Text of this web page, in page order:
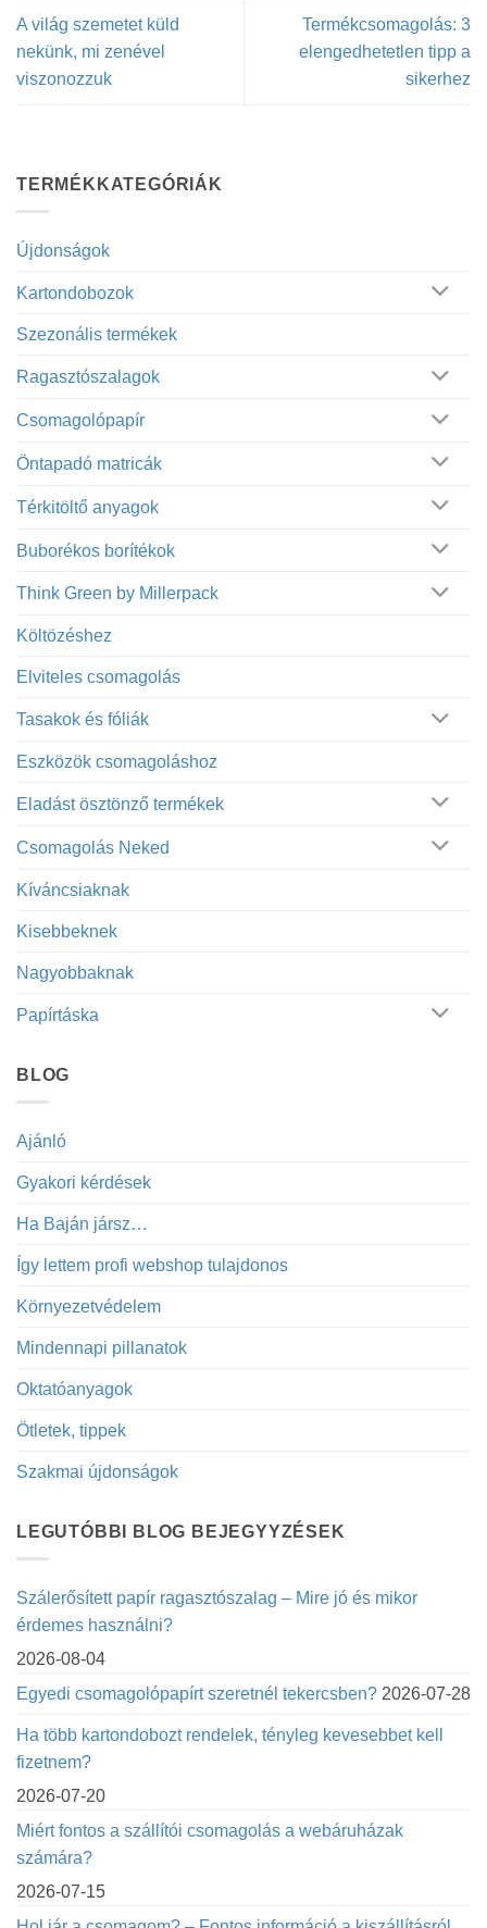
TERMÉKKATEGÓRIÁK
Újdonságok
Kartondobozok
Szezonális termékek
Ragasztószalagok
Csomagolópapír
Öntapadó matricák
Térkitöltő anyagok
Buborékos borítékok
Think Green by Millerpack
Költözéshez
Elviteles csomagolás
Tasakok és fóliák
Eszközök csomagoláshoz
Eladást ösztönző termékek
Csomagolás Neked
Kíváncsiaknak
Kisebbeknek
Nagyobbaknak
Papírtáska
BLOG
Ajánló
Gyakori kérdések
Ha Baján jársz…
Így lettem profi webshop tulajdonos
Környezetvédelem
Mindennapi pillanatok
Oktatóanyagok
Ötletek, tippek
Szakmai újdonságok
LEGUTÓBBI BLOG BEJEGYYZÉSEK
Szálerősített papír ragasztószalag – Mire jó és mikor
érdemes használni?
2026-08-04
Egyedi csomagolópapírt szeretnél tekercsben? 2026-07-28
Ha több kartondobozt rendelek, tényleg kevesebbet kell
fizetnem?
2026-07-20
Miért fontos a szállítói csomagolás a webáruházak
számára?
2026-07-15
A világ szemetet küld
nekünk, mi zenével
viszonozzuk
Termékcsomagolás: 3
elengedhetetlen tipp a
sikerhez